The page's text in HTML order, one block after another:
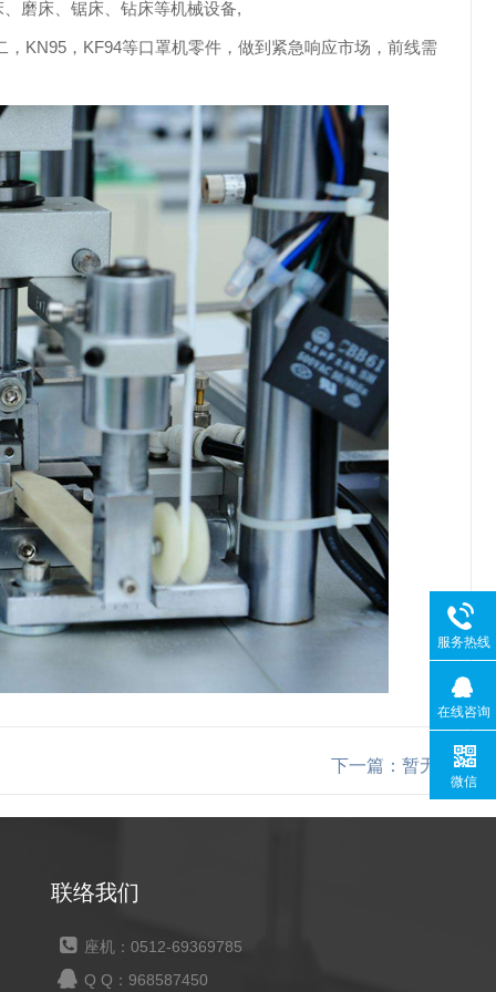
磨床、锯床、钻床等机械设备,
KN95，KF94等口罩机零件，做到紧急响应市场，前线需
下一篇：暂无
联络我们
座机：0512-69369785
Q Q：968587450
服务热线
在线咨询
微信